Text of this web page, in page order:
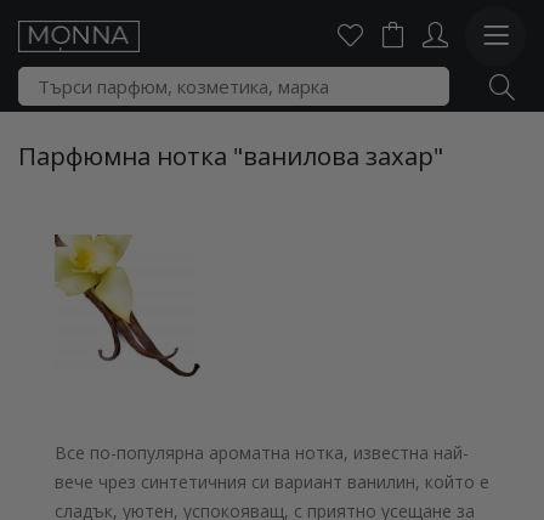
Парфюмна нотка "ванилова захар"
Все по-популярна ароматна нотка, известна най-
вече чрез синтетичния си вариант ванилин, който е
сладък, уютен, успокояващ, с приятно усещане за